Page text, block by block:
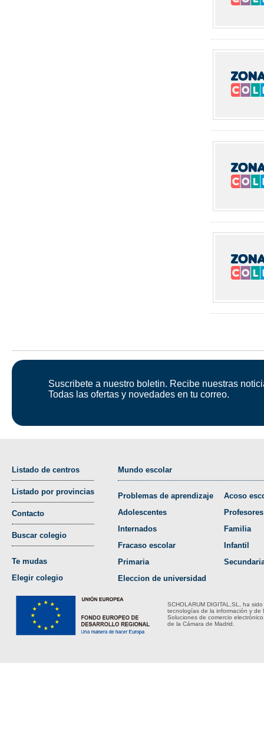
Suscribete a nuestro boletin. Recibe nuestras
Todas las ofertas y novedades en tu correo.
Listado de centros
Listado por provincias
Contacto
Buscar colegio
Te mudas
Elegir colegio
Mundo escolar
Problemas de aprendizaje
Adolescentes
Internados
Fracaso escolar
Primaria
Eleccion de universidad
Acoso
Profesores
Familia
Infantil
SCHOLARUM DIGITAL,SL, ha
tecnologías de la información y de
Soluciones de comercio
de la Cámara de Madrid.